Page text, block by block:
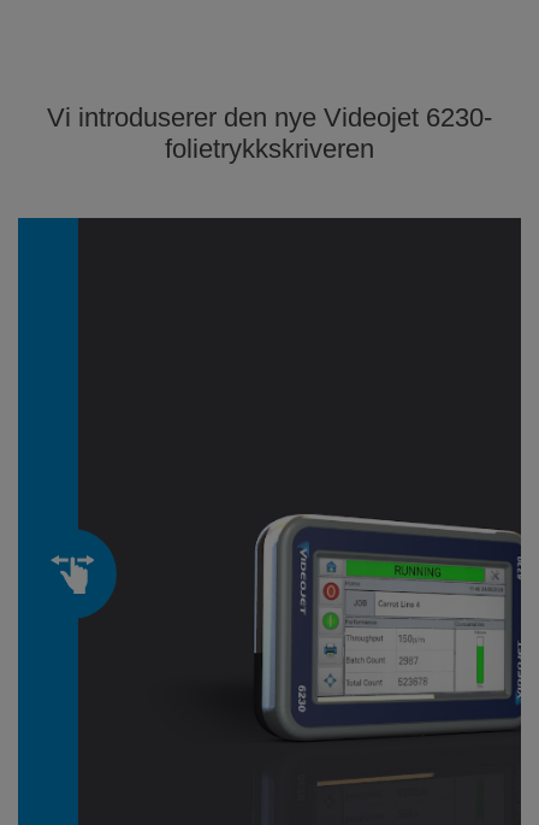
Vi introduserer den nye Videojet 6230-
folietrykkskriveren